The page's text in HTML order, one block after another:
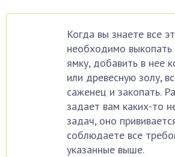
Когда вы знаете все
необходимо
ямку, добавить в нее
или древесную золу,
саженец и закопать.
задает вам каких-то
задач, оно
соблюдаете все
указанные выше.